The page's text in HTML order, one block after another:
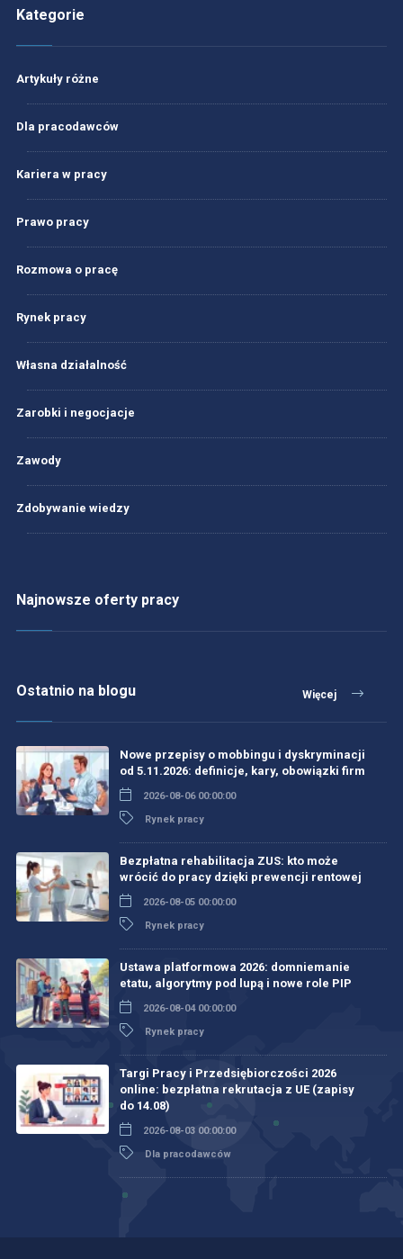
Kategorie
Artykuły różne
Dla pracodawców
Kariera w pracy
Prawo pracy
Rozmowa o pracę
Rynek pracy
Własna działalność
Zarobki i negocjacje
Zawody
Zdobywanie wiedzy
Najnowsze oferty pracy
Ostatnio na blogu Więcej
Nowe przepisy o mobbingu i dyskryminacji
od 5.11.2026: definicje, kary, obowiązki firm
2026-08-06 00:00:00
Rynek pracy
Bezpłatna rehabilitacja ZUS: kto może
wrócić do pracy dzięki prewencji rentowej
2026-08-05 00:00:00
Rynek pracy
Ustawa platformowa 2026: domniemanie
etatu, algorytmy pod lupą i nowe role PIP
2026-08-04 00:00:00
Rynek pracy
Targi Pracy i Przedsiębiorczości 2026
online: bezpłatna rekrutacja z UE (zapisy
do 14.08)
2026-08-03 00:00:00
Dla pracodawców